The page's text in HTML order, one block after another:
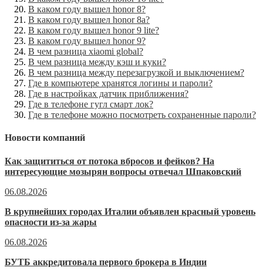
В каком году вышел honor 8?
В каком году вышел honor 8a?
В каком году вышел honor 9 lite?
В каком году вышел honor 9?
В чем разница xiaomi global?
В чем разница между кэш и куки?
В чем разница между перезагрузкой и выключением?
Где в компьютере хранятся логины и пароли?
Где в настройках датчик приближения?
Где в телефоне гугл смарт лок?
Где в телефоне можно посмотреть сохраненные пароли?
Новости компаний
Как защититься от потока вбросов и фейков? На
интересующие мозырян вопросы отвечал Шпаковский
06.08.2026
В крупнейших городах Италии объявлен красный уровень
опасности из-за жары
06.08.2026
БУТБ аккредитовала первого брокера в Индии